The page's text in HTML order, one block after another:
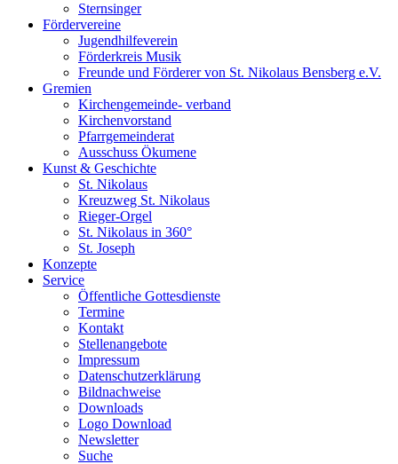
Sternsinger
Fördervereine
Jugendhilfeverein
Förderkreis Musik
Freunde und Förderer von St. Nikolaus Bensberg e.V.
Gremien
Kirchengemeinde- verband
Kirchenvorstand
Pfarrgemeinderat
Ausschuss Ökumene
Kunst & Geschichte
St. Nikolaus
Kreuzweg St. Nikolaus
Rieger-Orgel
St. Nikolaus in 360°
St. Joseph
Konzepte
Service
Öffentliche Gottesdienste
Termine
Kontakt
Stellenangebote
Impressum
Datenschutzerklärung
Bildnachweise
Downloads
Logo Download
Newsletter
Suche